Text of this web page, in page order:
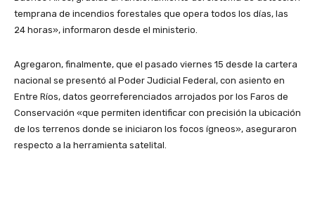
temprana de incendios forestales que opera todos los días, las
24 horas», informaron desde el ministerio.
Agregaron, finalmente, que el pasado viernes 15 desde la cartera
nacional se presentó al Poder Judicial Federal, con asiento en
Entre Ríos, datos georreferenciados arrojados por los Faros de
Conservación «que permiten identificar con precisión la ubicación
de los terrenos donde se iniciaron los focos ígneos», aseguraron
respecto a la herramienta satelital.